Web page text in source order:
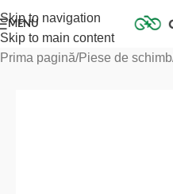
Skip to navigation
Skip to main content
MENU
Prima pagină Piese de schimb